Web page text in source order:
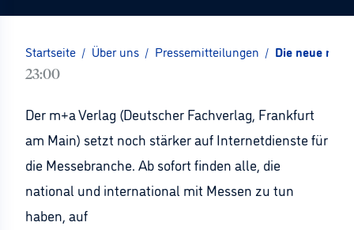
Startseite / Über uns / Pressemitteilungen / Die neue m+a
23:00
Der m+a Verlag (Deutscher Fachverlag, Frankfurt
am Main) setzt noch stärker auf Internetdienste für
die Messebranche. Ab sofort finden alle, die
national und international mit Messen zu tun
haben, auf